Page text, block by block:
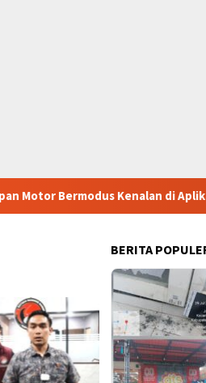
Kenalan di Aplikasi Kencan,
BERITA